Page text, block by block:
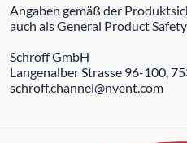
Angaben gemäß der
auch als General Product
Schroff GmbH
Langenalber Strasse 96-100,
schroff.channel@nvent.com